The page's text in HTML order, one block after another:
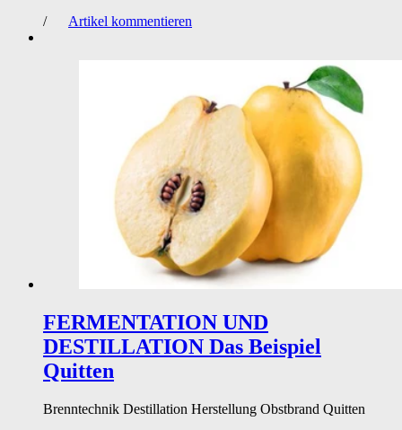
/
Artikel kommentieren
FERMENTATION UND
DESTILLATION Das Beispiel
Quitten
Brenntechnik Destillation Herstellung Obstbrand Quitten